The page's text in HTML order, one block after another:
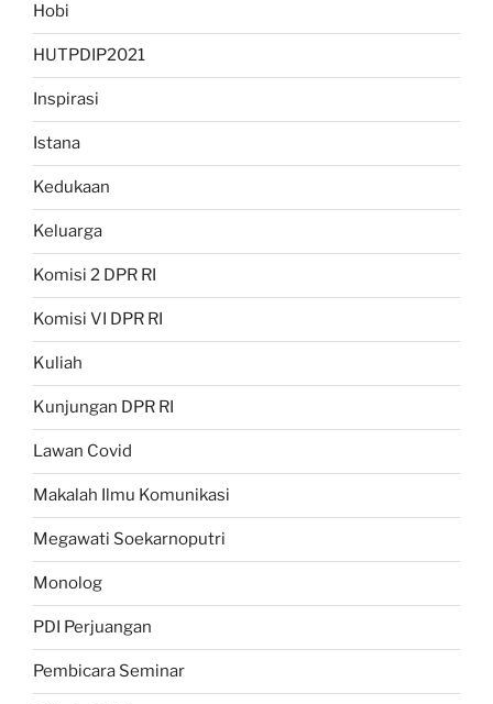
Hobi
HUTPDIP2021
Inspirasi
Istana
Kedukaan
Keluarga
Komisi 2 DPR RI
Komisi VI DPR RI
Kuliah
Kunjungan DPR RI
Lawan Covid
Makalah Ilmu Komunikasi
Megawati Soekarnoputri
Monolog
PDI Perjuangan
Pembicara Seminar